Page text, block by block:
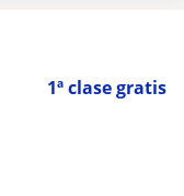
1ª clase gratis